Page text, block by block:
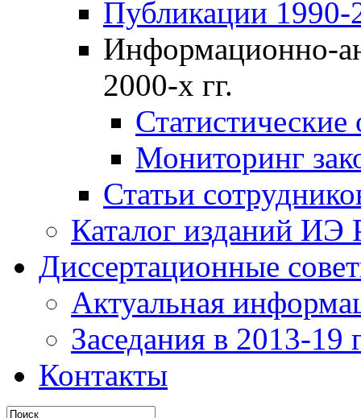
Публикации 1990-
Информационно-
2000-х гг.
Мониторинг
Статьи
Каталог изданий ИЭ
Диссертационные
Актуальная
Заседания в 2013-19
Контакты